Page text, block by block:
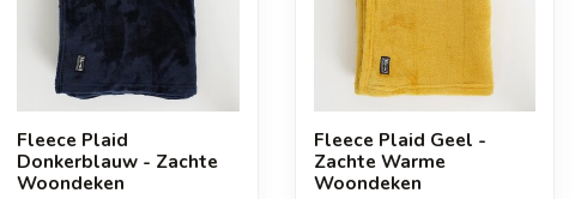
Fleece Plaid
Donkerblauw - Zachte
Woondeken
Fleece Plaid Geel -
Zachte Warme
Woondeken